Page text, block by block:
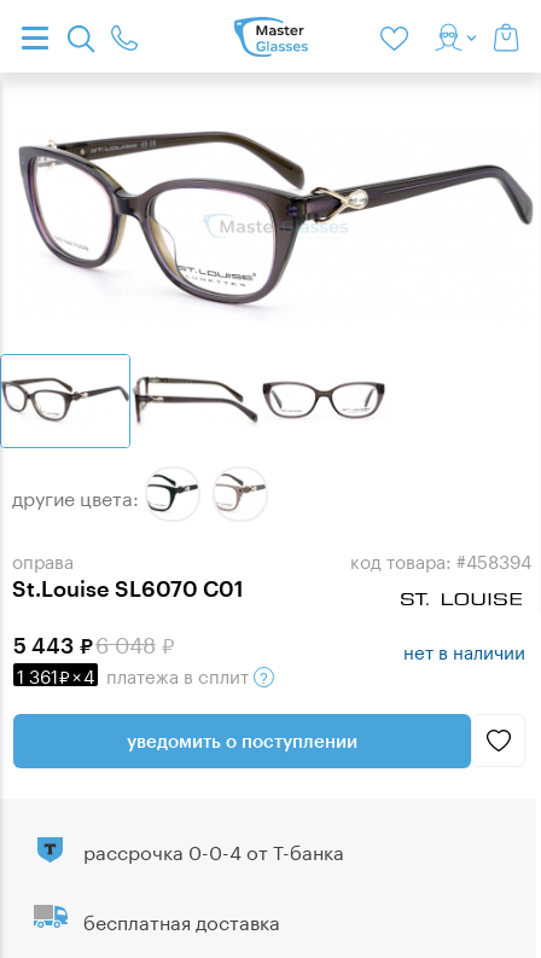
оправа
St.Louise SL6070 C01
код товара: #458394
другие цвета:
6 048
5 443
1 361 ×4 платежа в сплит
нет в наличии
уведомить о поступлении
рассрочка 0-0-4 от Т-банка
бесплатная доставка